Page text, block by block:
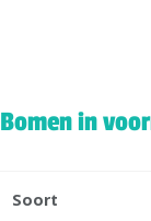
Bomen in
Soort